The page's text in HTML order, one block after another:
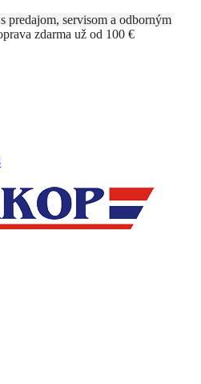
predajom, servisom a odborným
zdarma už od 100 €